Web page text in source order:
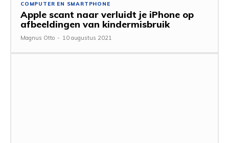
COMPUTER EN SMARTPHONE
Apple scant naar verluidt je iPhone op
afbeeldingen van kindermisbruik
Magnus Otto - 10 augustus 2021